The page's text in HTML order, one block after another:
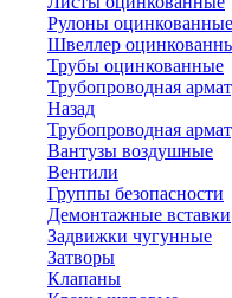
Рулоны оцинкованные
Швеллер
Трубы оцинкованные
Трубопроводная
Назад
Трубопроводная
Вантузы воздушные
Вентили
Группы безопасности
Демонтажные вставки
Задвижки чугунные
Затворы
Клапаны